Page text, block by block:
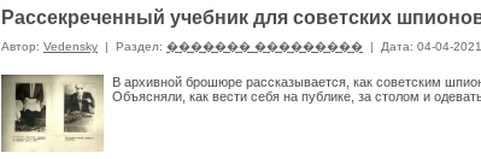
Рассекреченный учебник для советских
Автор: Vedensky | Раздел: ������� ��������� | Дата: 04-04-
В архивной брошюре рассказывается, как советским
Объясняли, как вести себя на публике, за столом и